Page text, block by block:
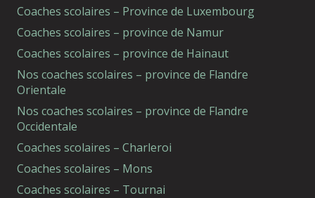
Coaches scolaires – Province de Luxembourg
Coaches scolaires – province de Namur
Coaches scolaires – province de Hainaut
Nos coaches scolaires – province de Flandre
Orientale
Nos coaches scolaires – province de Flandre
Occidentale
Coaches scolaires – Charleroi
Coaches scolaires – Mons
Coaches scolaires – Tournai